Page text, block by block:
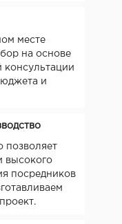
месте
на основе
и
позволяет
высокого
посредников